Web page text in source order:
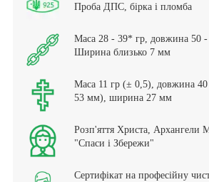
Проба ДПС, бірка і пломба
Маса 28 - 39* гр, довжина 50 -
Ширина близько 7 мм
Маса 11 гр (± 0,5), довжина
53 мм), ширина 27 мм
Розп'яття Христа, Архангели
"Спаси і Збережи"
Сертифікат на професійну